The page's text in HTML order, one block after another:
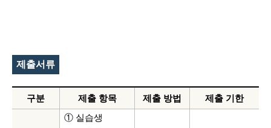
제출서류
구분 제출 항목 제출 방법
제출 기한
① 실습생